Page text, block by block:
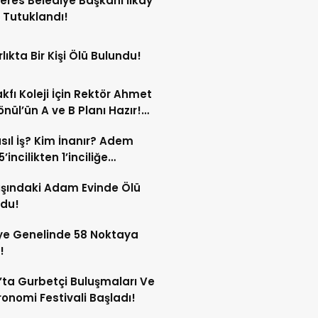
Tutuklandı!
Bir Kişi Ölü Bulundu!
Koleji İçin Rektör Ahmet
A ve B Planı Hazır!
İş? Kim İnanır? Adem
1’inciliğe
Adam Evinde Ölü
Genelinde 58 Noktaya
Gurbetçi Buluşmaları Ve
Festivali Başladı!